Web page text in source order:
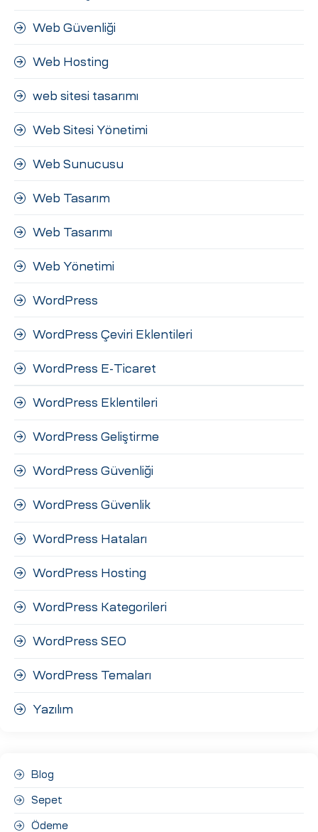
Web Güvenliği
Web Hosting
web sitesi tasarımı
Web Sitesi Yönetimi
Web Sunucusu
Web Tasarım
Web Tasarımı
Web Yönetimi
WordPress
WordPress Çeviri Eklentileri
WordPress E-Ticaret
WordPress Eklentileri
WordPress Geliştirme
WordPress Güvenliği
WordPress Güvenlik
WordPress Hataları
WordPress Hosting
WordPress Kategorileri
WordPress SEO
WordPress Temaları
Yazılım
Blog
Sepet
Ödeme